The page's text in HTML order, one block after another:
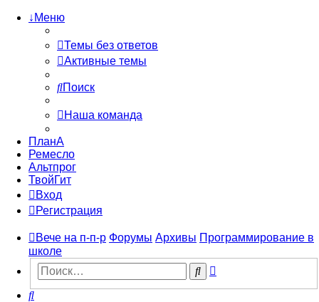
↓Меню
Темы без ответов
Активные темы
Поиск
Наша команда
ПланА
Ремесло
Альтпрог
ТвойГит
Вход
Регистрация
Вече на п-п-р Форумы Архивы Программирование в
школе
Поиск
Поиск